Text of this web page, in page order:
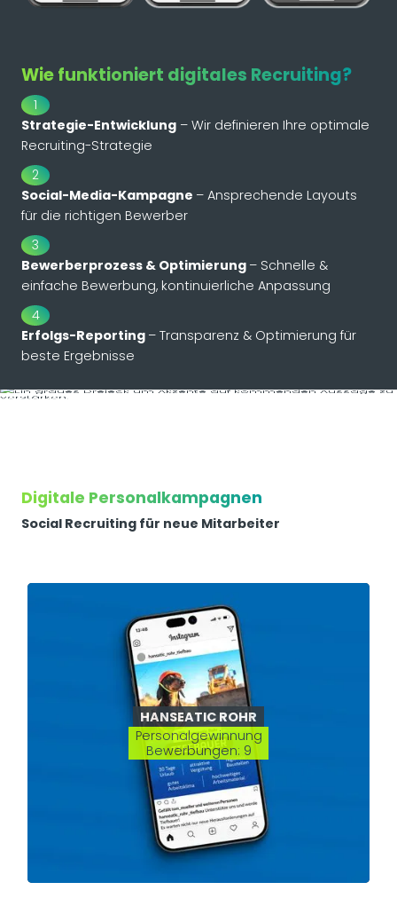
Wie funktioniert digitales Recruiting?
1
Strategie-Entwicklung – Wir definieren Ihre optimale
Recruiting-Strategie
2
Social-Media-Kampagne – Ansprechende Layouts
für die richtigen Bewerber
3
Bewerberprozess & Optimierung – Schnelle &
einfache Bewerbung, kontinuierliche Anpassung
4
Erfolgs-Reporting – Transparenz & Optimierung für
beste Ergebnisse
Digitale Personalkampagnen
Social Recruiting für neue Mitarbeiter
HANSEATIC ROHR
Personalgewinnung
Bewerbungen: 9